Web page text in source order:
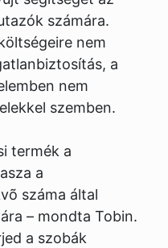
számára.
nem
a
nem
szemben.
termék a
a
száma által
– mondta Tobin.
a szobák